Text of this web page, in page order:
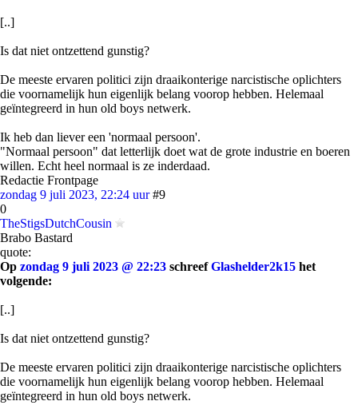
[..]
Is dat niet ontzettend gunstig?
De meeste ervaren politici zijn draaikonterige narcistische oplichters
die voornamelijk hun eigenlijk belang voorop hebben. Helemaal
geïntegreerd in hun old boys netwerk.
Ik heb dan liever een 'normaal persoon'.
"Normaal persoon" dat letterlijk doet wat de grote industrie en boeren
willen. Echt heel normaal is ze inderdaad.
Redactie Frontpage
zondag 9 juli 2023, 22:24 uur #9
0
TheStigsDutchCousin
Brabo Bastard
quote:
Op zondag 9 juli 2023 @ 22:23 schreefGlashelder2k15 het
volgende:
[..]
Is dat niet ontzettend gunstig?
De meeste ervaren politici zijn draaikonterige narcistische oplichters
die voornamelijk hun eigenlijk belang voorop hebben. Helemaal
geïntegreerd in hun old boys netwerk.